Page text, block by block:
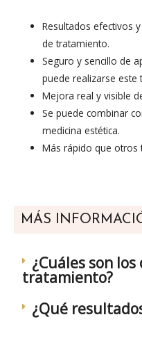
Resultados efectivos
de tratamiento.
Seguro y sencillo de
puede realizarse este
Mejora real y visible
Se puede combinar
medicina estética.
Más rápido que otros
MÁS
¿Cuáles son
tratamiento?
¿Qué